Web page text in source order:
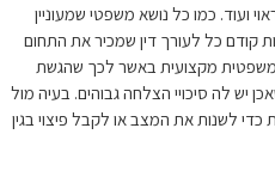
כמו כל נושא משפטי שמעוניין
כל לעורך דין שמכיר את התחום
מקצועית באשר לכך שהגשת
סיכויי הצלחה גבוהים. בעיה מול
את המצב או לקבל פיצוי בגין